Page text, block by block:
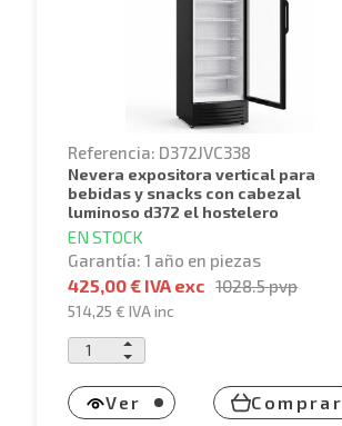
Referencia: D372JVC338
nevera expositora vertical para
bebidas y snacks con cabezal
luminoso d372 el hostelero
EN STOCK
Garantía: 1 año en piezas
425,00 € IVA exc 1028.5pvp
514,25 €IVA inc
Ver Comprar